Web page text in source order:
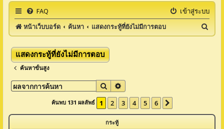
FAQ
เข้าสู่ระบบ
หน้าเว็บบอร์ด
ค้นหา แสดงกระทู้ที่ยังไม่มีการตอบ
น
แสดงกระทู้ที่ยังไม่มีการตอบ
ค้นหาขั้นสูง
ค้นหา
ค้นพบ 131 ผลลัพธ์ 1 2 3 4 5 6
กระทู้